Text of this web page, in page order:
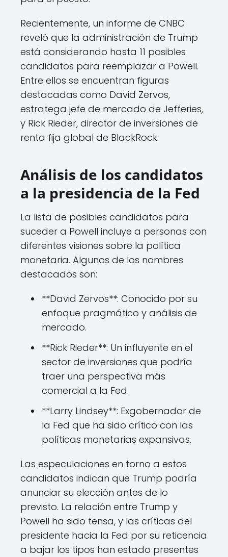
Recientemente, un informe de CNBC
reveló que la administración de Trump
está considerando hasta 11 posibles
candidatos para reemplazar a Powell.
Entre ellos se encuentran figuras
destacadas como David Zervos,
estratega jefe de mercado de Jefferies,
y Rick Rieder, director de inversiones de
renta fija global de BlackRock.
Análisis de los candidatos
a la presidencia de la Fed
La lista de posibles candidatos para
suceder a Powell incluye a personas con
diferentes visiones sobre la política
monetaria. Algunos de los nombres
destacados son:
**David Zervos**: Conocido por su
enfoque pragmático y análisis de
mercado.
**Rick Rieder**: Un influyente en el
sector de inversiones que podría
traer una perspectiva más
comercial a la Fed.
**Larry Lindsey**: Exgobernador de
la Fed que ha sido crítico con las
políticas monetarias expansivas.
Las especulaciones en torno a estos
candidatos indican que Trump podría
anunciar su elección antes de lo
previsto. La relación entre Trump y
Powell ha sido tensa, y las críticas del
presidente hacia la Fed por su reticencia
a bajar los tipos han estado presentes